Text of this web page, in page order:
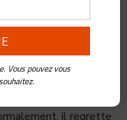
?" ...Voila la
raconter autre
Je peux alors lui
il regrette
Vous pouvez vous